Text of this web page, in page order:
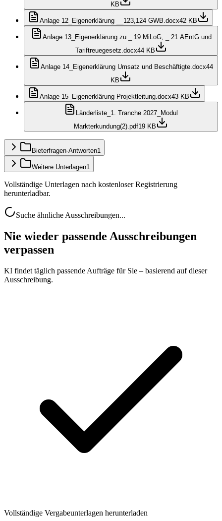
KB
Anlage 12_Eigenerklärung __123,124 GWB.docx42 KB
Anlage 13_Eigenerklärung zu _ 19 MiLoG, _ 21 AEntG und
Tariftreuegesetz.docx44 KB
Anlage 14_Eigenerklärung Umsatz und Beschäftigte.docx44
KB
Anlage 15_Eigenerklärung Projektleitung.docx43 KB
Länderliste_1. Tranche 2027_Modul
Markterkundung(2).pdf19 KB
Bieterfragen-Antworten1
Weitere Unterlagen1
Vollständige Unterlagen nach kostenloser Registrierung
herunterladbar.
Suche ähnliche Ausschreibungen...
Nie wieder passende Ausschreibungen
verpassen
KI findet täglich passende Aufträge für Sie – basierend auf dieser
Ausschreibung.
Vollständige Vergabeunterlagen herunterladen